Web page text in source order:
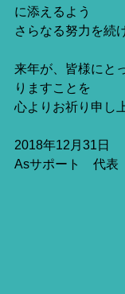
に添えるよう
さらなる努力を続
来年が、皆様にと
りますことを
心よりお祈り申し
2018年12月31日
Asサポート　代表